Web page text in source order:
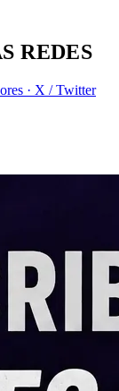
REDES
· X / Twitter